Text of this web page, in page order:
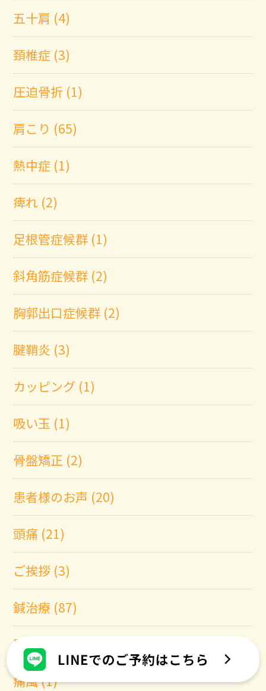
五十肩 (4)
頚椎症 (3)
圧迫骨折 (1)
肩こり (65)
熱中症 (1)
痺れ (2)
足根管症候群 (1)
斜角筋症候群 (2)
胸郭出口症候群 (2)
腱鞘炎 (3)
カッピング (1)
吸い玉 (1)
骨盤矯正 (2)
患者様のお声 (20)
頭痛 (21)
ご挨拶 (3)
鍼治療 (87)
肋間神経痛 (2)
痛風 (1)